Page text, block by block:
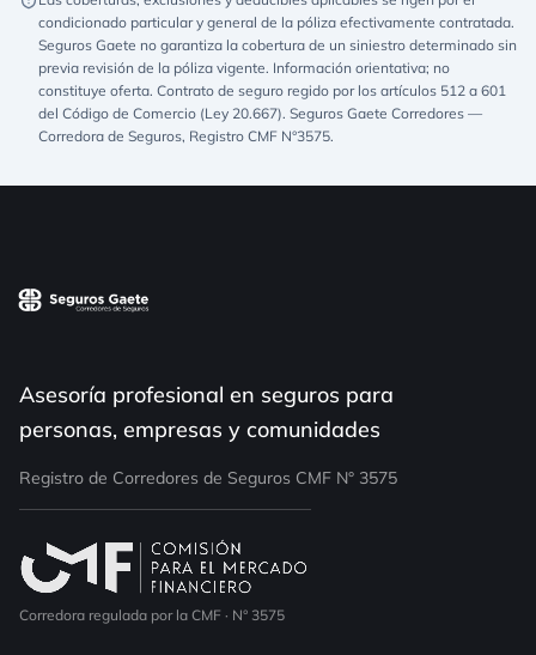
condicionado particular y general de la póliza efectivamente contratada.
Seguros Gaete no garantiza la cobertura de un siniestro determinado sin
previa revisión de la póliza vigente. Información orientativa; no
constituye oferta. Contrato de seguro regido por los artículos 512 a 601
del Código de Comercio (Ley 20.667). Seguros Gaete Corredores —
Corredora de Seguros, Registro CMF N°3575.
Asesoría profesional en seguros para
personas, empresas y comunidades
Registro de Corredores de Seguros CMF N° 3575
Corredora regulada por la CMF · N° 3575